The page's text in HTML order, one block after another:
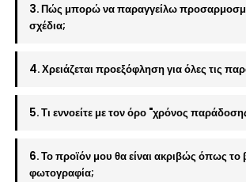
3. Πώς μπορώ να παραγγείλω
σχέδια;
4. Χρειάζεται προεξόφληση για όλες τις
5. Τι εννοείτε με τον όρο "χρόνος
6. Το προϊόν μου θα είναι ακριβώς όπως
φωτογραφία;